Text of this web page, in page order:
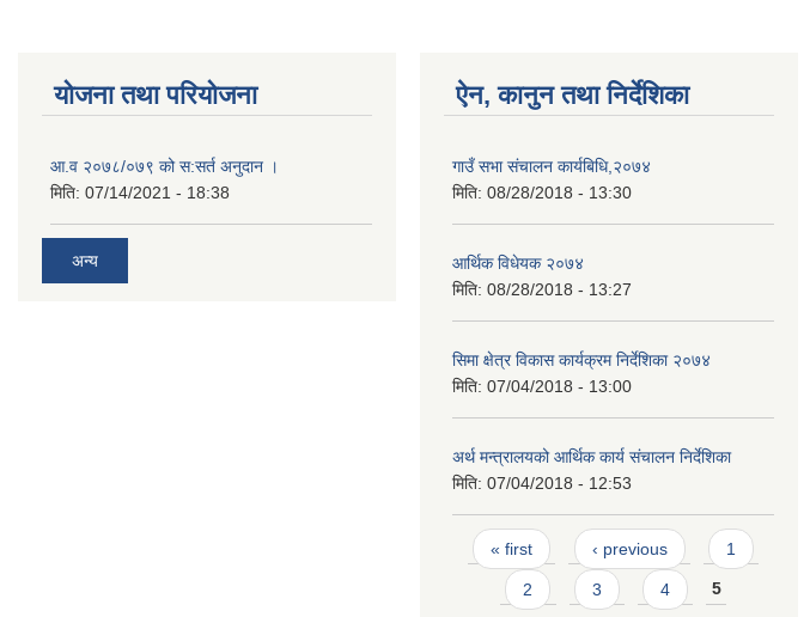
योजना तथा परियोजना
आ.व २०७८/०७९ को स:सर्त अनुदान ।
मिति: 07/14/2021 - 18:38
अन्य
ऐन, कानुन तथा निर्देशिका
गाउँ सभा संचालन कार्यबिधि,२०७४
मिति: 08/28/2018 - 13:30
आर्थिक विधेयक २०७४
मिति: 08/28/2018 - 13:27
सिमा क्षेत्र विकास कार्यक्रम निर्देशिका २०७४
मिति: 07/04/2018 - 13:00
अर्थ मन्त्रालयको आर्थिक कार्य संचालन निर्देशिका
मिति: 07/04/2018 - 12:53
Pages
« first ‹ previous 1
2 3 4 5